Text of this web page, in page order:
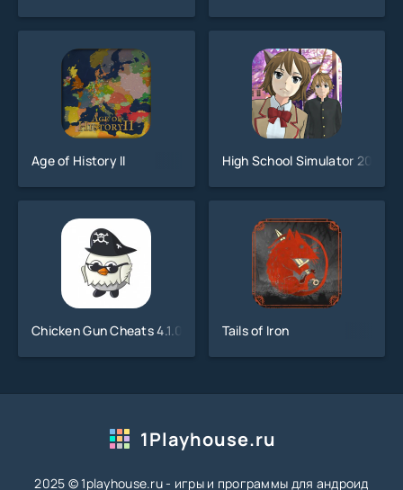
Age of History II High School Simulator 2018
Chicken Gun Cheats 4.1.0 Tails of Iron
1Playhouse.ru
2025 © 1playhouse.ru - игры и программы для андроид